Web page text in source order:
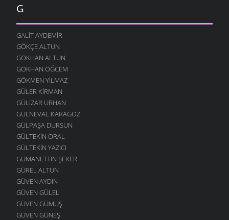
G
GALIT AYDEMIR
GÖKÇE ALTUN
GÖKHAN ALTUN
GÖKHAN ÖĞCEM
GÖKMEN YILMAZ
GÜLER KIRMAN
GÜLIZAR URHAN
GÜLNEVAL KARAGÖZ
GÜLPAŞA DURSUN
GÜLTEKIN ORAL
GÜLTEKIN YAZICI
GÜMANETTIN ŞEKER
GÜREL ALTUN
GÜVEN AYDIN
GÜVEN GÜLEL
GÜVEN GÜMÜŞ
GÜVEN GÜNEŞ